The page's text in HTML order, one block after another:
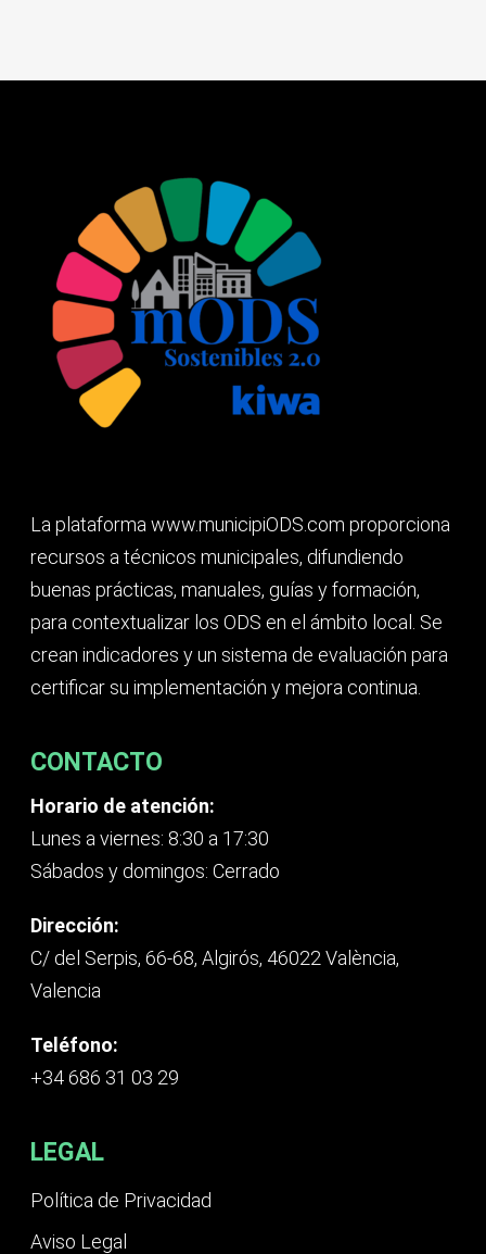
La plataforma www.municipiODS.com proporciona
recursos a técnicos municipales, difundiendo
buenas prácticas, manuales, guías y formación,
para contextualizar los ODS en el ámbito local. Se
crean indicadores y un sistema de evaluación para
certificar su implementación y mejora continua.
CONTACTO
Horario de atención:
Lunes a viernes: 8:30 a 17:30
Sábados y domingos: Cerrado
Dirección:
C/ del Serpis, 66-68, Algirós, 46022 València,
Valencia
Teléfono:
+34 686 31 03 29
LEGAL
Política de Privacidad
Aviso Legal